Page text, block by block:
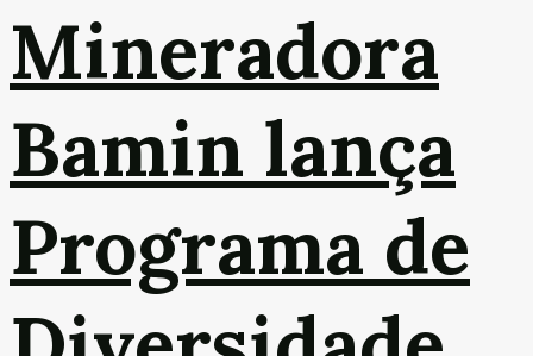
Mineradora
Bamin lança
Programa de